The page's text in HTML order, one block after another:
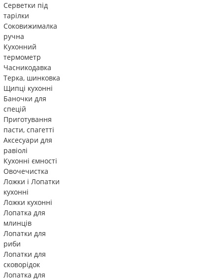
Серветки під
тарілки
Соковижималка
ручна
Кухонний
термометр
Часникодавка
Терка, шинковка
Щипці кухонні
Баночки для
спецій
Приготування
пасти, спагетті
Аксесуари для
равіолі
Кухонні ємності
Овочечистка
Ложки і Лопатки
кухонні
Ложки кухонні
Лопатка для
млинців
Лопатки для
риби
Лопатки для
сковорідок
Лопатка для